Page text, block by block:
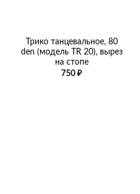
Трико танцевальное, 80
den (модель TR 20), вырез
на стопе
750 ₽